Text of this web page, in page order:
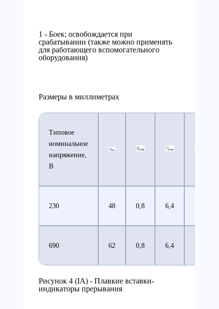
1 - Боек; освобождается при
срабатывании (также можно применять
для работающего вспомогательного
оборудования)
Размеры в миллиметрах
Типовое
номинальное
напряжение,
В
230 48 0,8 6,4 5,6
690 62 0,8 6,4 5,6
Рисунок 4 (IA) - Плавкие вставки-
индикаторы прерывания